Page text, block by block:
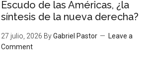
Escudo de las Américas, ¿la
síntesis de la nueva derecha?
27 julio, 2026 ByGabriel Pastor
Leave a
Comment